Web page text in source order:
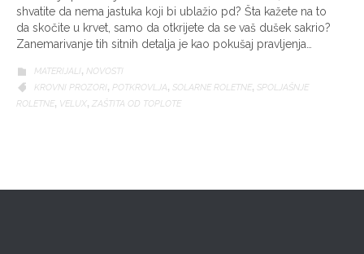
shvatite da nema jastuka koji bi ublažio pd? Šta kažete na to
da skočite u krvet, samo da otkrijete da se vaš dušek sakrio?
Zanemarivanje tih sitnih detalja je kao pokušaj pravljenja…
 CATEGORY
MATERIJALI, NOVOSTI

CATEGORY
KROVNI PROZORI, POTKROVLJA, SOLARNE ROLETNE, SPOLJAŠNJE
ROLETNE, VELUX, ZAŠTITA OD TOPLOTE